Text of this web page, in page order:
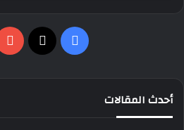
فيسبوك
أحدث المقالات